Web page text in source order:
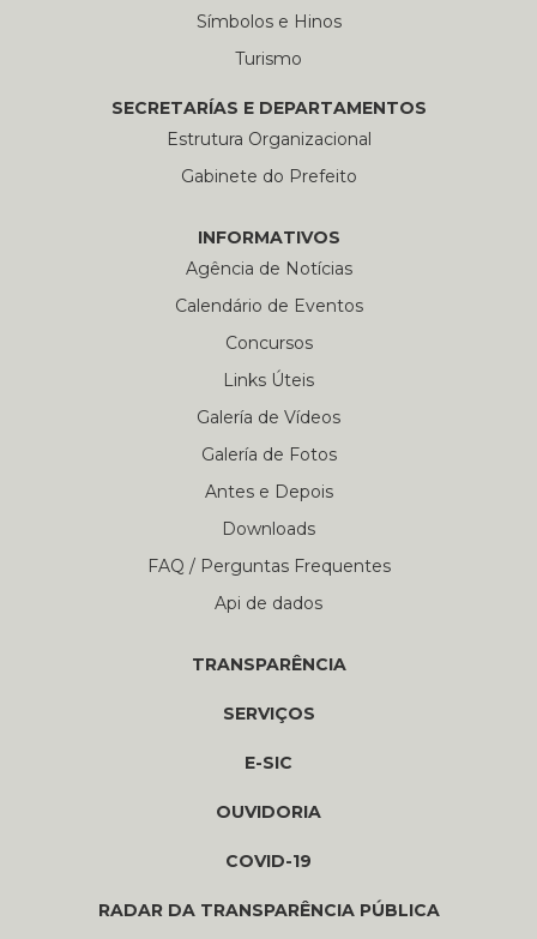
Símbolos e Hinos
Turismo
SECRETARÍAS E DEPARTAMENTOS
Estrutura Organizacional
Gabinete do Prefeito
INFORMATIVOS
Agência de Notícias
Calendário de Eventos
Concursos
Links Úteis
Galería de Vídeos
Galería de Fotos
Antes e Depois
Downloads
FAQ / Perguntas Frequentes
Api de dados
TRANSPARÊNCIA
SERVIÇOS
E-SIC
OUVIDORIA
COVID-19
RADAR DA TRANSPARÊNCIA PÚBLICA